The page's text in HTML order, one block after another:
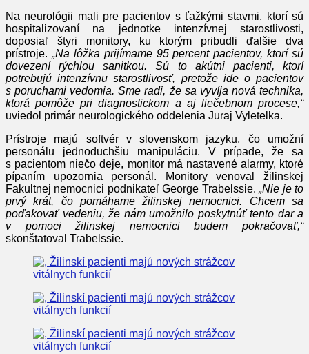
Na neurológii mali pre pacientov s ťažkými stavmi, ktorí sú
hospitalizovaní na jednotke intenzívnej starostlivosti,
doposiaľ štyri monitory, ku ktorým pribudli ďalšie dva
prístroje. „Na lôžka prijímame 95 percent pacientov, ktorí sú
dovezení rýchlou sanitkou. Sú to akútni pacienti, ktorí
potrebujú intenzívnu starostlivosť, pretože ide o pacientov
s poruchami vedomia. Sme radi, že sa vyvíja nová technika,
ktorá pomôže pri diagnostickom a aj liečebnom procese,“
uviedol primár neurologického oddelenia Juraj Vyletelka.
Prístroje majú softvér v slovenskom jazyku, čo umožní
personálu jednoduchšiu manipuláciu. V prípade, že sa
s pacientom niečo deje, monitor má nastavené alarmy, ktoré
pípaním upozornia personál. Monitory venoval žilinskej
Fakultnej nemocnici podnikateľ George Trabelssie.„Nie je to
prvý krát, čo pomáhame žilinskej nemocnici. Chcem sa
poďakovať vedeniu, že nám umožnilo poskytnúť tento dar a
v pomoci žilinskej nemocnici budem pokračovať,“
skonštatoval Trabelssie.